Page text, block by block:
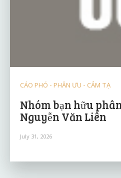
CÁO PHÓ - PHÂN ƯU - CẢM TẠ
Nhóm bạn hữu
Nguyễn Văn Liên
July 31, 2026